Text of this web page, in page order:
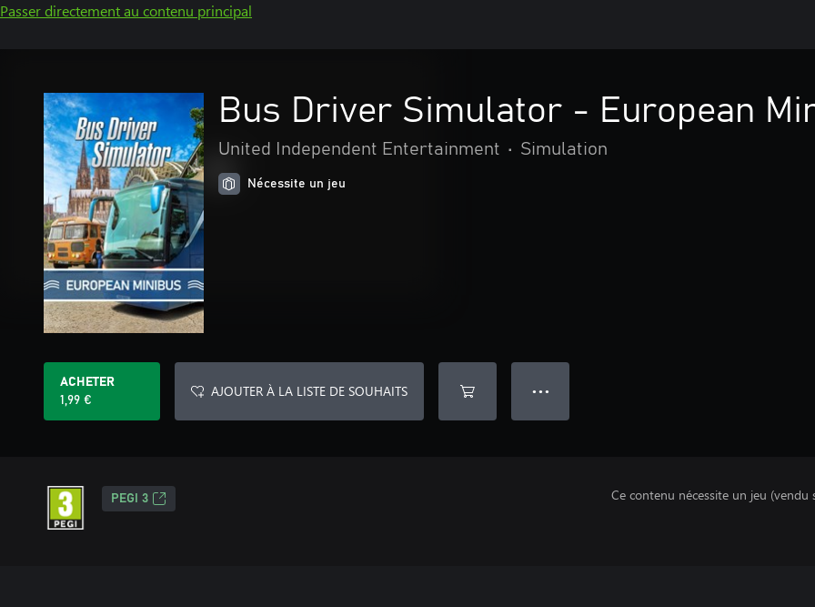
Passer directement au contenu principal
Bus Driver Simulator - European
United Independent Entertainment • Simulation
Nécessite un jeu
ACHETER
1,99 €
AJOUTER À LA LISTE DE SOUHAITS ● ● ●
PEGI 3 Ce contenu nécessite un jeu (vendu